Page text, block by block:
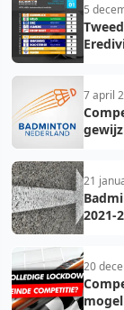
5
7 april
21
2021-
20